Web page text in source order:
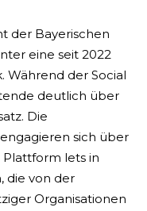
der Bayerischen
eine seit 2022
Während der Social
deutlich über
Die
sich über
Plattform lets in
die von der
Organisationen